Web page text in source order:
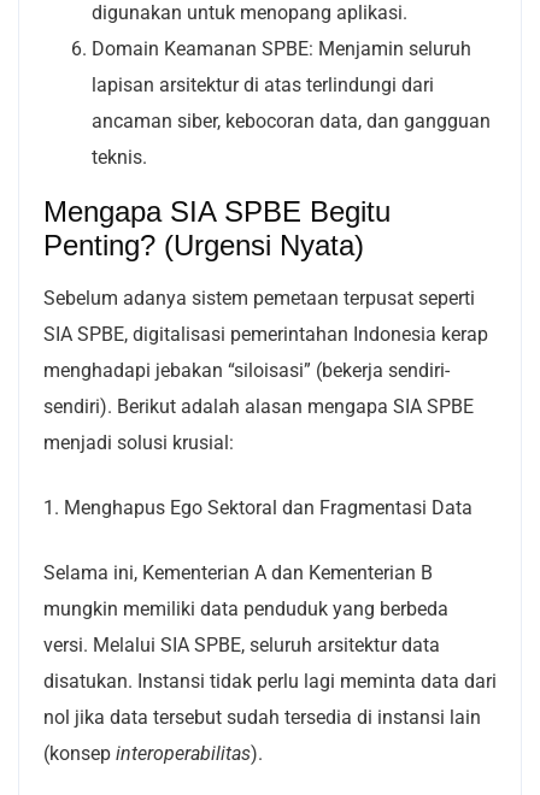
digunakan untuk menopang aplikasi.
Domain Keamanan SPBE: Menjamin seluruh
lapisan arsitektur di atas terlindungi dari
ancaman siber, kebocoran data, dan gangguan
teknis.
Mengapa SIA SPBE Begitu
Penting? (Urgensi Nyata)
Sebelum adanya sistem pemetaan terpusat seperti
SIA SPBE, digitalisasi pemerintahan Indonesia kerap
menghadapi jebakan “siloisasi” (bekerja sendiri-
sendiri). Berikut adalah alasan mengapa SIA SPBE
menjadi solusi krusial:
1. Menghapus Ego Sektoral dan Fragmentasi Data
Selama ini, Kementerian A dan Kementerian B
mungkin memiliki data penduduk yang berbeda
versi. Melalui SIA SPBE, seluruh arsitektur data
disatukan. Instansi tidak perlu lagi meminta data dari
nol jika data tersebut sudah tersedia di instansi lain
(konsep interoperabilitas).